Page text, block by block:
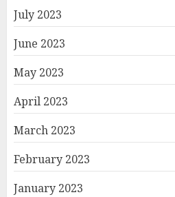
July 2023
June 2023
May 2023
April 2023
March 2023
February 2023
January 2023